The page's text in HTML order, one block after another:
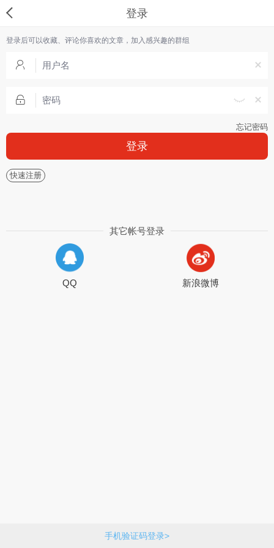
登录
登录后可以收藏、评论你喜欢的文章，加入感兴趣的群组
忘记密码
登录
快速注册
手机验证码登录>
其它帐号登录
QQ 新浪微博